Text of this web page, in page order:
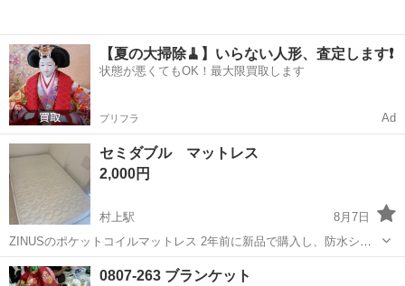
【夏の大掃除🧹】いらない人形、査定します❗️
状態が悪くてもOK！最大限買取します
プリフラ Ad
セミダブル マットレス
2,000円
村上駅
8月7日
ZINUSのポケットコイルマットレス 2年前に新品で購入し、防水シー
ツを敷いて使用しておりました。 簡易クリーニング済み 目立った汚
れ、キズなし 120x195x20 スプリング入りです 8月11日8時〜11時の
千葉 八千代市
0807-263 ブランケット